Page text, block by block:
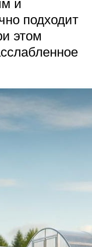
подходит
этом